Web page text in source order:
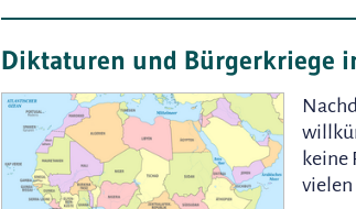
Diktaturen und Bürgerkriege
keine